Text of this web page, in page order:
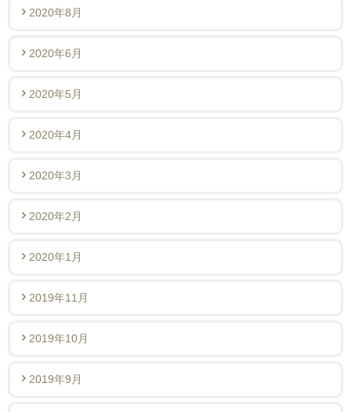
2020年8月
2020年6月
2020年5月
2020年4月
2020年3月
2020年2月
2020年1月
2019年11月
2019年10月
2019年9月